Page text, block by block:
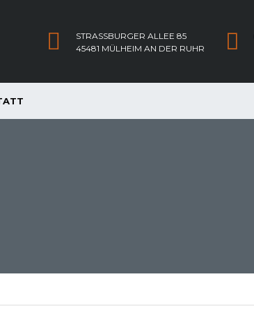
STRASSBURGER ALLEE 85
45481 MÜLHEIM AN DER RUHR